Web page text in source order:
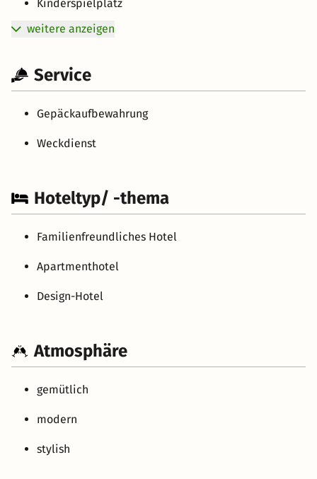
Kinderspielplatz
weitere anzeigen
Service
Gepäckaufbewahrung
Weckdienst
Hoteltyp/ -thema
Familienfreundliches Hotel
Apartmenthotel
Design-Hotel
Atmosphäre
gemütlich
modern
stylish